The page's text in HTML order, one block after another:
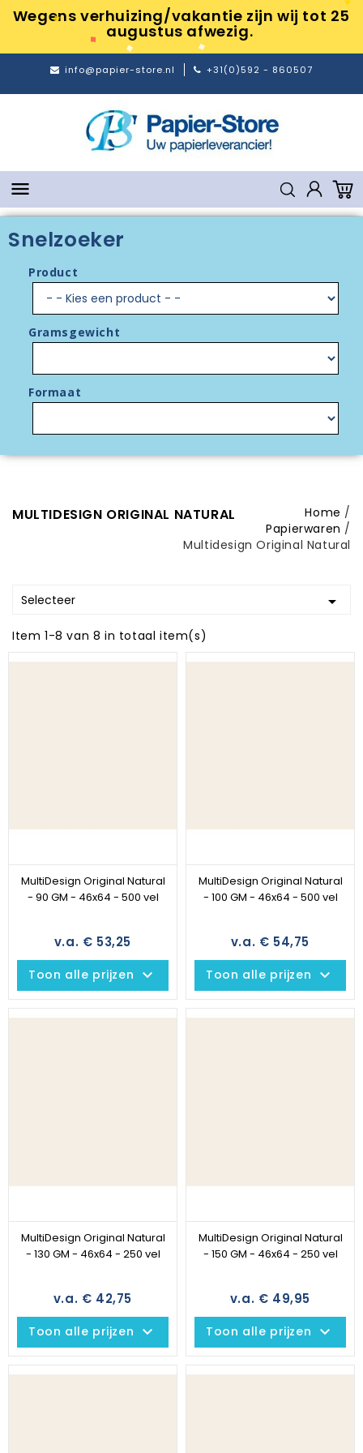
Wegens verhuizing/vakantie zijn wij tot 25
augustus afwezig.
info@papier-store.nl +31(0)592 - 860507

Snelzoeker
Product
Gramsgewicht
Formaat
MULTIDESIGN ORIGINAL NATURAL
Home
Papierwaren
Multidesign Original Natural
Selecteer 
Item 1-8 van 8 in totaal item(s)
MultiDesign Original Natural
- 90 GM - 46x64 - 500 vel
v.a. € 53,25
Toon alle prijzen keyboard_arrow_down
MultiDesign Original Natural
- 100 GM - 46x64 - 500 vel
v.a. € 54,75
Toon alle prijzen keyboard_arrow_down
MultiDesign Original Natural
- 130 GM - 46x64 - 250 vel
v.a. € 42,75
Toon alle prijzen keyboard_arrow_down
MultiDesign Original Natural
- 150 GM - 46x64 - 250 vel
v.a. € 49,95
Toon alle prijzen keyboard_arrow_down